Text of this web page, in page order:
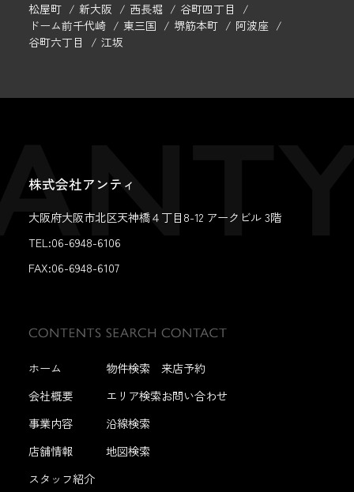
松屋町
新大阪 西長堀
谷町四丁目
ドーム前千代崎
東三国 堺筋本町
阿波座
谷町六丁目
江坂
株式会社アンティ
大阪府大阪市北区天神橋４丁目8-12 アークビル 3階
TEL:06-6948-6106
FAX:06-6948-6107
ホーム
会社概要
事業内容
店舗情報
スタッフ紹介
物件検索
エリア検索
沿線検索
地図検索
来店予約
お問い合わせ